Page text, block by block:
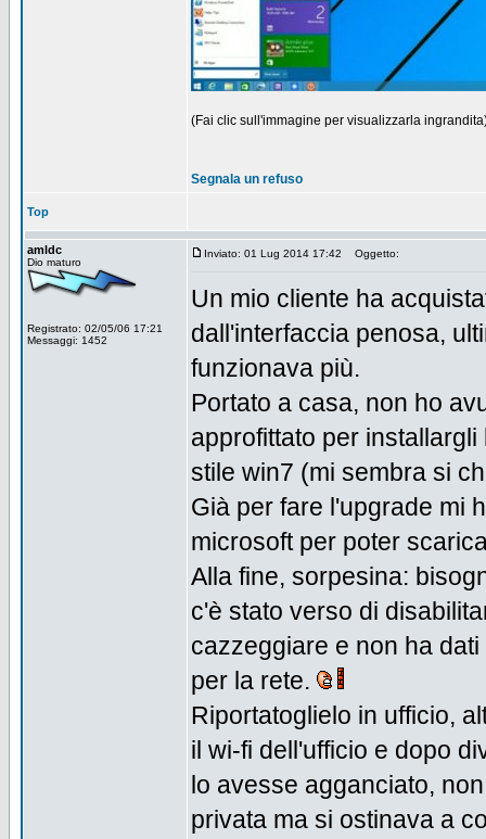
(Fai clic sull'immagine per visualizzarla
Segnala un refuso
Top
amldc
Dio maturo
Registrato: 02/05/06 17:21
Messaggi: 1452
Inviato: 01 Lug 2014 17:42 Oggetto:
Un mio cliente ha
dall'interfaccia penosa,
funzionava più.
Portato a casa, non ho
approfittato per
stile win7 (mi sembra si
Già per fare l'upgrade mi
microsoft per poter
Alla fine, sorpesina:
c'è stato verso di
cazzeggiare e non ha
per la rete.
Riportatoglielo in ufficio,
il wi-fi dell'ufficio e dopo
lo avesse agganciato,
privata ma si ostinava a